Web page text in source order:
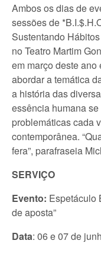
Ambos os dias de
sessões de
Sustentando
no Teatro Martim
em março deste
abordar a temática
a história das
essência humana
problemáticas cada
contemporânea.
fera”, parafraseia
SERVIÇO
Evento: Espetáculo
de aposta”
Data: 06 e 07 de